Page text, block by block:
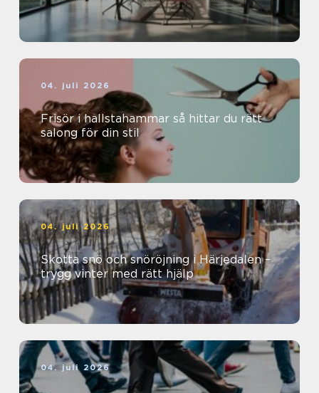
04. juli 2026
Frisör i hallstahammar så hittar du rätt
salong för din stil
04. juli 2026
Skotta snö och snöröjning i Härjedalen –
trygg vinter med rätt hjälp
04. juli 2026